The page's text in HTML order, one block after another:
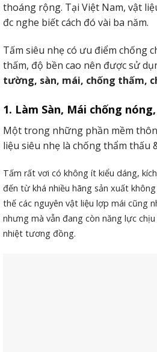
thoáng rộng. Tại Việt Nam, vật
đc nghe biết cách đó vài ba năm.
Tấm siêu nhẹ có ưu điểm chống
thấm, độ bền cao nên được sử
tường, sàn, mái, chống thấm,
1. Làm Sàn, Mái chống
Một trong những phần mềm
liệu siêu nhẹ là chống thẩm thấu
Tấm rất vơi có không ít kiểu dáng,
đến từ khá nhiều hãng sản xuất
thế các nguyên vật liệu lợp mái cũng
nhưng mà vẫn đang còn năng lực
nhiệt tương đồng.